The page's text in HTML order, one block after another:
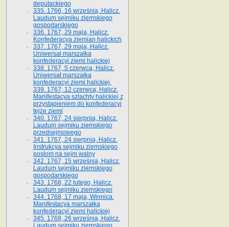
deputackiego
335. 1766, 16 września, Halicz.
Laudum sejmiku ziemskiego
gospodarskiego
336. 1767, 29 maja, Halicz.
Konfederacya ziemian halickich
337. 1767, 29 maja, Halicz.
Uniwersał marszałka
konfederacyi ziemi halickiej
338. 1767, 5 czerwca, Halicz.
Uniwersał marszałka
konfederacyi ziemi halickiej.
339. 1767, 12 czerwca, Halicz.
Manifestacya szlachty halickiej z
przystąpieniem do konfederacyi
tejże ziemi
340. 1767, 24 sierpnia, Halicz.
Laudum sejmiku ziemskiego
przedsejmowego
341. 1767, 24 sierpnia, Halicz.
Instrukcya sejmiku ziemskiego
posłom na sejm walny
342. 1767, 15 września, Halicz.
Laudum sejmiku ziemskiego
gospodarskiego
343. 1768, 22 lutego, Halicz.
Laudum sejmiku ziemskiego
344. 1768, 17 maja, Winnica.
Manifestacya marszałka
konfederacyi ziemi halickiej
345. 1768, 26 września, Halicz.
Laudum sejmiku ziemskiego